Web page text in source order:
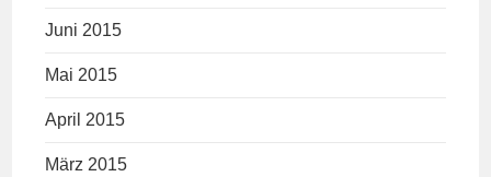
Juni 2015
Mai 2015
April 2015
März 2015